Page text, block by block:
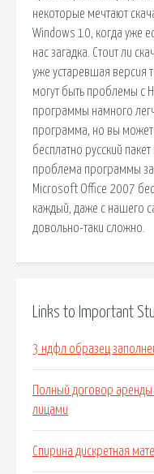
некоторые мечтают
Windows 10, когда уже
нас загадка. Стоит ли
уже устаревшая версия
могут быть проблемы с
программы намного
программа, но вы
бесплатно русский
проблема программы
Microsoft Office 2007
каждый, даже с нашего
довольно-таки сложно.
Links to Important
3 ндфл образец
Полный договор
лицами
Спирина дискретная